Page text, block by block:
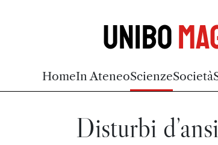
Unibo
HomeIn AteneoScienzeSocietà
Disturbi